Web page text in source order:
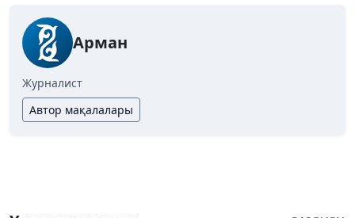
Арман
Журналист
Автор мақалалары